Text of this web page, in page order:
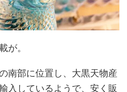
が。
南部に位置し、大黒天物産
入しているようで、安く販